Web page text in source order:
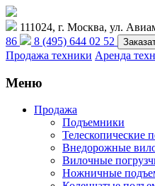
111024, г. Москва, ул.
86
8 (495) 644 02 52
Продажа техники Аренда
Меню
Продажа
Подъемники
Телескопические
Внедорожные
Вилочные
Ножничные